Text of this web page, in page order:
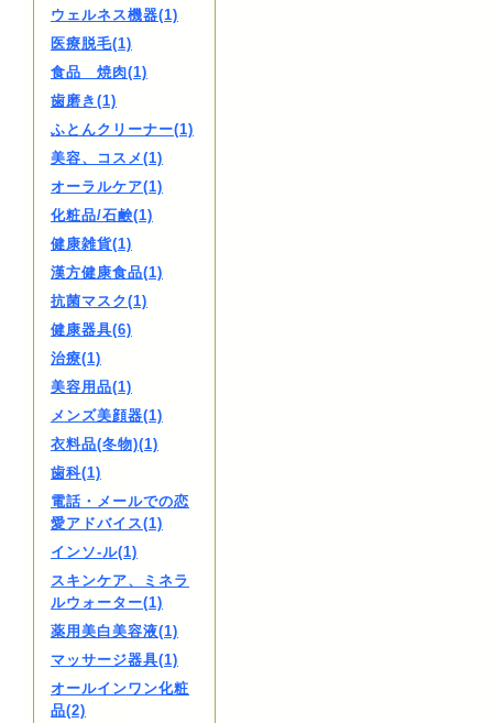
ウェルネス機器(1)
医療脱毛(1)
食品 焼肉(1)
歯磨き(1)
ふとんクリーナー(1)
美容、コスメ(1)
オーラルケア(1)
化粧品/石鹸(1)
健康雑貨(1)
漢方健康食品(1)
抗菌マスク(1)
健康器具(6)
治療(1)
美容用品(1)
メンズ美顔器(1)
衣料品(冬物)(1)
歯科(1)
電話・メールでの恋
愛アドバイス(1)
インソ-ル(1)
スキンケア、ミネラ
ルウォーター(1)
薬用美白美容液(1)
マッサージ器具(1)
オールインワン化粧
品(2)